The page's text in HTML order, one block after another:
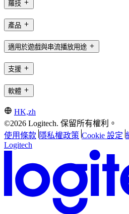
羅技
產品
適用於遊戲與串流播放用途
支援
軟體
HK,zh
©2026 Logitech. 保留所有權利。
使用條款 隱私權政策 Cookie 設定
Logitech